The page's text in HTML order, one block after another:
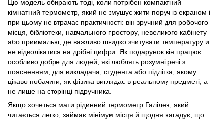
Цю модель обирають тоді, коли потрібен компактний
кімнатний термометр, який не змушує жити поруч із екраном і
при цьому не втрачає практичності: він зручний для робочого
місця, бібліотеки, навчального простору, невеликого кабінету
або приймальні, де важливо швидко зчитувати температуру й
не відволікатися на дрібні цифри. Як подарунок він працює
особливо добре для людей, які люблять розумні речі з
поясненням, для викладача, студента або підлітка, якому
цікаво побачити, як фізика виглядає в реальному предметі, а
не лише на сторінці підручника.
Якщо хочеться мати рідинний термометр Галілея, який
читається легко, займає мінімум місця й щодня нагадує, що